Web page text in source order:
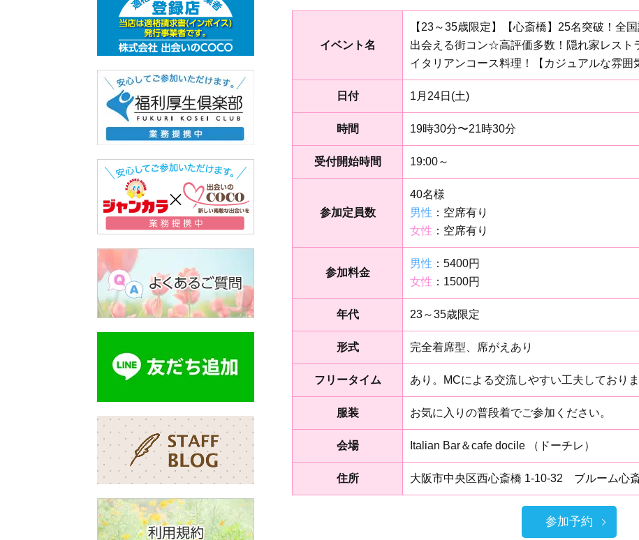
イベント名
【23～35歳限定】【心斎橋】25名突破！全
出会える街コン☆高評価多数！隠れ家レス
イタリアンコース料理！【カジュアルな雰囲
日付 1月24日(土)
時間 19時30分〜21時30分
受付開始時間 19:00～
参加定員数
40名様
男性 ：空席有り
女性 ：空席有り
参加料金
男性 ：5400円
女性 ：1500円
年代 23～35歳限定
形式 完全着席型、席がえあり
フリータイム あり。MCによる交流しやすい工夫しておりま
服装 お気に入りの普段着でご参加ください。
会場 Italian Bar＆cafe docile （ドーチレ）
住所 大阪市中央区西心斎橋 1-10-32 ブルーム心
参加予約